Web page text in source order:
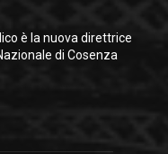
è la nuova direttrice
di Cosenza